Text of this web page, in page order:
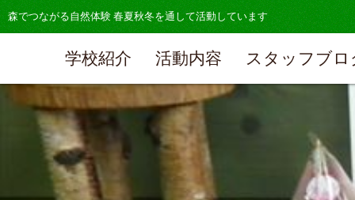
森でつながる自然体験 春夏秋冬を通して活動しています
学校紹介 活動内容 スタッフブロ